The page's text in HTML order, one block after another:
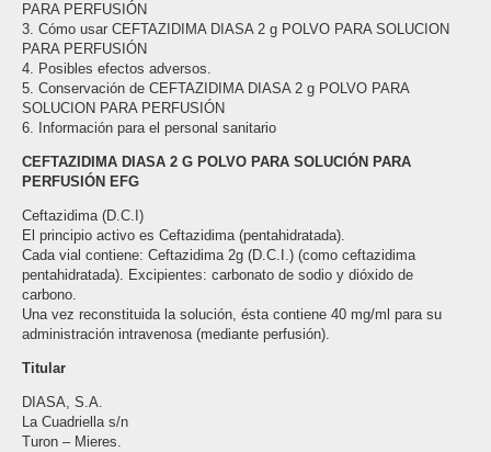
PARA PERFUSIÓN
3. Cómo usar CEFTAZIDIMA DIASA 2 g POLVO PARA SOLUCION
PARA PERFUSIÓN
4. Posibles efectos adversos.
5. Conservación de CEFTAZIDIMA DIASA 2 g POLVO PARA
SOLUCION PARA PERFUSIÓN
6. Información para el personal sanitario
CEFTAZIDIMA DIASA 2 G POLVO PARA SOLUCIÓN PARA
PERFUSIÓN EFG
Ceftazidima (D.C.I)
El principio activo es Ceftazidima (pentahidratada).
Cada vial contiene: Ceftazidima 2g (D.C.I.) (como ceftazidima
pentahidratada). Excipientes: carbonato de sodio y dióxido de
carbono.
Una vez reconstituida la solución, ésta contiene 40 mg/ml para su
administración intravenosa (mediante perfusión).
Titular
DIASA, S.A.
La Cuadriella s/n
Turon – Mieres.